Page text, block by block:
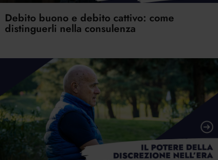
Debito buono e debito cattivo: come
distinguerli nella consulenza